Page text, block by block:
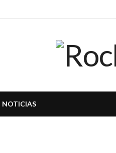
NOTICIAS